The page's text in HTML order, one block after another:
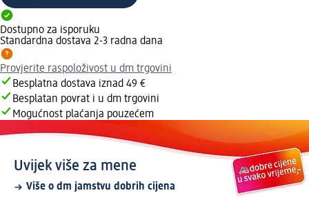
Dostupno za isporuku
Standardna dostava 2-3 radna dana
Provjerite raspoloživost u dm trgovini
Besplatna dostava iznad 49 €
Besplatan povrat i u dm trgovini
Mogućnost plaćanja pouzećem
Uvijek više za mene
Više o dm jamstvu dobrih cijena